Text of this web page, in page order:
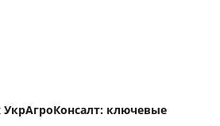
ключевые